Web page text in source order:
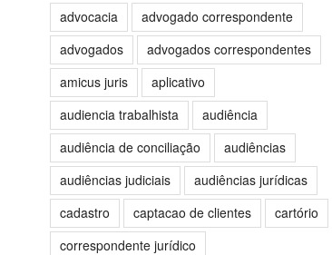
advocacia
advogado correspondente
advogados
advogados correspondentes
amicus juris
aplicativo
audiencia trabalhista
audiência
audiência de conciliação
audiências
audiências judiciais
audiências jurídicas
cadastro
captacao de clientes
cartório
correspondente jurídico